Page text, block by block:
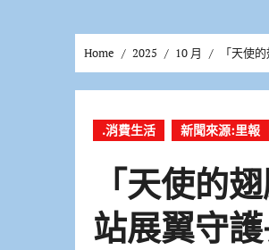
Home 2025 10 月 「天使
.消費生活 新聞來源:里報
「天使的
站展翼守護